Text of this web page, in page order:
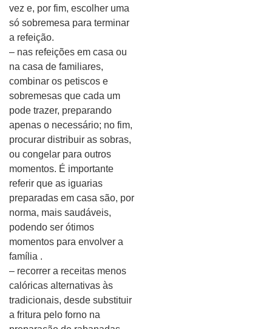
vez e, por fim, escolher uma
só sobremesa para terminar
a refeição.
– nas refeições em casa ou
na casa de familiares,
combinar os petiscos e
sobremesas que cada um
pode trazer, preparando
apenas o necessário; no fim,
procurar distribuir as sobras,
ou congelar para outros
momentos. É importante
referir que as iguarias
preparadas em casa são, por
norma, mais saudáveis,
podendo ser ótimos
momentos para envolver a
família .
– recorrer a receitas menos
calóricas alternativas às
tradicionais, desde substituir
a fritura pelo forno na